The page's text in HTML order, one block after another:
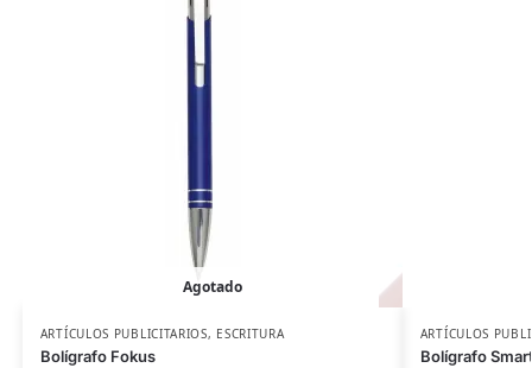
Agotado
ARTÍCULOS PUBLICITARIOS, ESCRITURA
Bolígrafo Fokus
ARTÍCULOS
Bolígrafo